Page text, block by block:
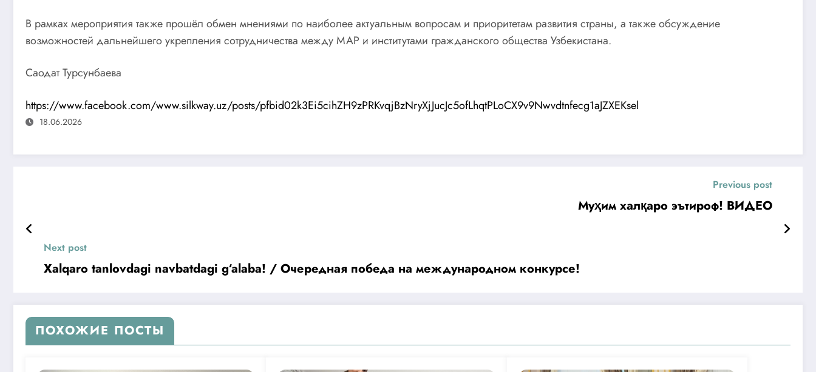
В рамках мероприятия также прошёл обмен мнениями по наиболее актуальным вопросам и приоритетам развития страны, а также обсуждение
возможностей дальнейшего укрепления сотрудничества между МАР и институтами гражданского общества Узбекистана.
Саодат Турсунбаева
https://www.facebook.com/www.silkway.uz/posts/pfbid02k3Ei5cihZH9zPRKvqjBzNryXjJucJc5ofLhqtPLoCX9v9Nwvdtnfecg1aJZXEKsel
18.06.2026
Previous post
Муҳим халқаро эътироф! ВИДЕО
Next post
Xalqaro tanlovdagi navbatdagi g‘alaba! / Очередная победа на международном конкурсе!
ПОХОЖИЕ ПОСТЫ